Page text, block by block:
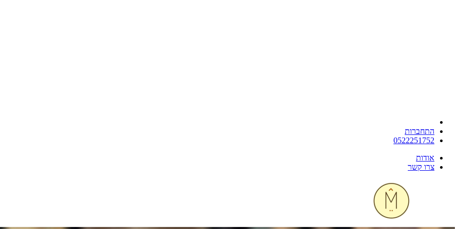
התחברות
0522251752
אודות
צרו קשר